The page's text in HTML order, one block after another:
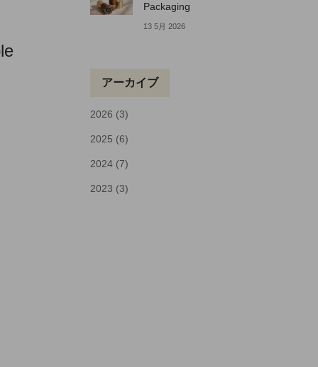
Packaging
13 5月 2026
アーカイブ
2026 (3)
2025 (6)
2024 (7)
2023 (3)